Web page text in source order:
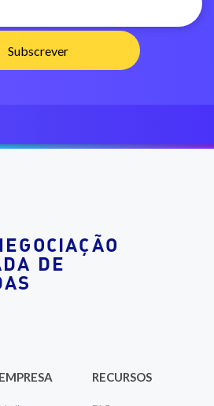
DE
EMPRESA RECURSOS